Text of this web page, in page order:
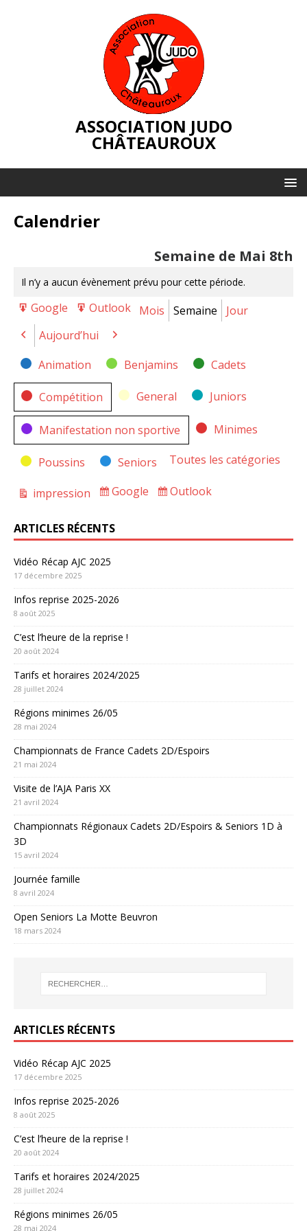
ASSOCIATION JUDO
CHÂTEAUROUX
Calendrier
Semaine de Mai 8th
Il n’y a aucun évènement prévu pour cette période.
Export
for
Google
Export
Outlook Mois Semaine
Jour
Précédent
Aujourd’hui Suivant
Catégories
Animation Benjamins Cadets
Compétition General Juniors
Manifestation non sportive Minimes
Poussins Seniors Toutes les catégories
Vue
impression
Subscribe
Google
Subscribe
Outlook
ARTICLES RÉCENTS
Vidéo Récap AJC 2025
17 décembre 2025
Infos reprise 2025-2026
8 août 2025
C’est l’heure de la reprise !
20 août 2024
Tarifs et horaires 2024/2025
28 juillet 2024
Régions minimes 26/05
28 mai 2024
Championnats de France Cadets 2D/Espoirs
21 mai 2024
Visite de l’AJA Paris XX
21 avril 2024
Championnats Régionaux Cadets 2D/Espoirs & Seniors 1D à
3D
15 avril 2024
Journée famille
8 avril 2024
Open Seniors La Motte Beuvron
18 mars 2024
ARTICLES RÉCENTS
Vidéo Récap AJC 2025
17 décembre 2025
Infos reprise 2025-2026
8 août 2025
C’est l’heure de la reprise !
20 août 2024
Tarifs et horaires 2024/2025
28 juillet 2024
Régions minimes 26/05
28 mai 2024